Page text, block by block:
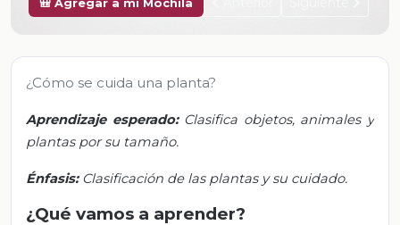
🎒 Agregar a mi Mochila
¿Cómo se cuida una planta?
Aprendizaje esperado: Clasifica objetos, animales y
plantas por su tamaño.
Énfasis: Clasificación de las plantas y su cuidado.
¿Qué vamos a aprender?